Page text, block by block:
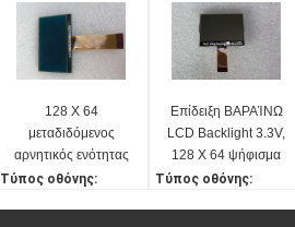
128 X 64
μεταδιδόμενος
αρνητικός ενότητας
ΒΑΡΑΊΝΩ LCD 3.3V
Τύπος οθόνης:
Επίδειξη ΒΑΡΑΊΝΩ
LCD Backlight 3.3V,
128 X 64 ψήφισμα
τύπος LCD
Τύπος οθόνης: